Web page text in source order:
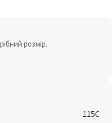
розмір.
115C